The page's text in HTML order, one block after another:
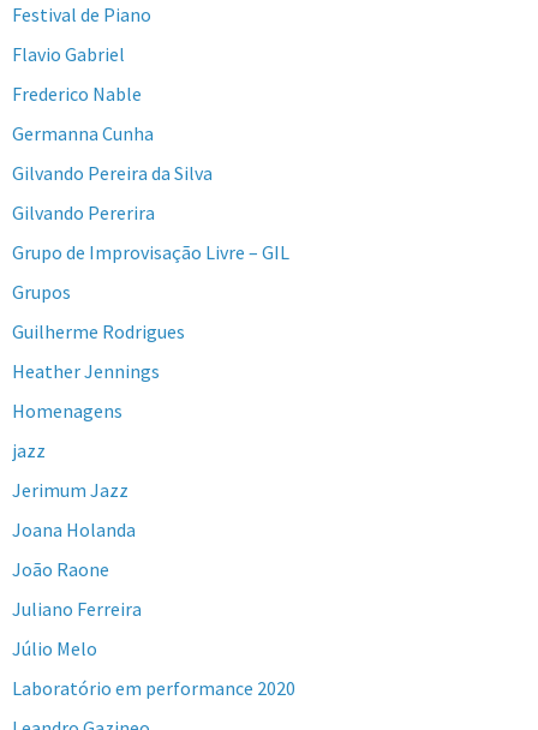
Festival de Piano
Flavio Gabriel
Frederico Nable
Germanna Cunha
Gilvando Pereira da Silva
Gilvando Pererira
Grupo de Improvisação Livre – GIL
Grupos
Guilherme Rodrigues
Heather Jennings
Homenagens
jazz
Jerimum Jazz
Joana Holanda
João Raone
Juliano Ferreira
Júlio Melo
Laboratório em performance 2020